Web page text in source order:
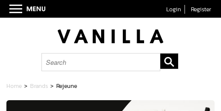
Login Register
Home > Brands >Rejeune